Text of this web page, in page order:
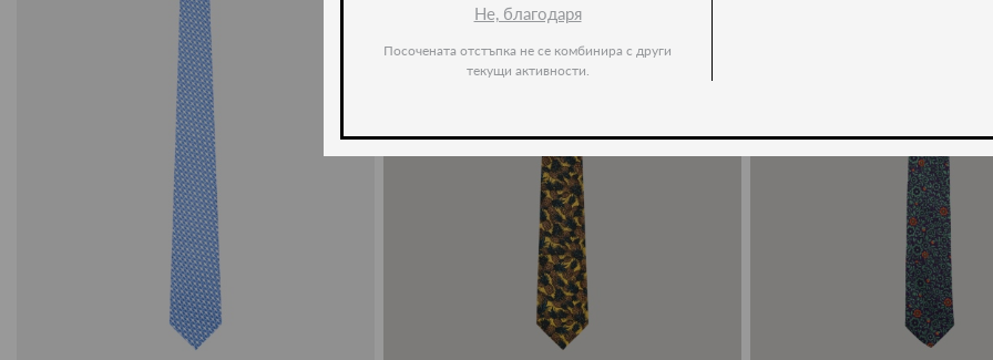
Не, благодаря
Посочената отстъпка не се комбинира с други
текущи активности.